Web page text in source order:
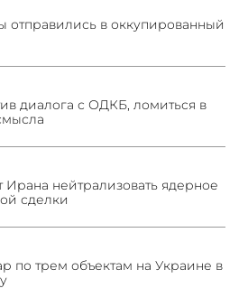
отправились в оккупированный
диалога с ОДКБ, ломиться в
нейтрализовать ядерное
сделки
по трем объектам на Украине в